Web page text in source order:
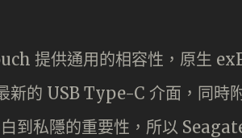
提供通用的相容性，原生
新的 USB Type-C 介面，同時
到私隱的重要性，所以